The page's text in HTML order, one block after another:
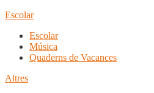
Escolar
Escolar
Música
Quaderns de Vacances
Altres